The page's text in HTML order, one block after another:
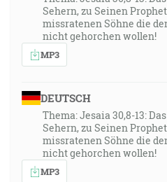
Sehern, zu Seinen
missratenen Söhne die
nicht gehorchen wollen!
MP3
DEUTSCH
Thema: Jesaia 30,8-13:
Sehern, zu Seinen
missratenen Söhne die
nicht gehorchen wollen!
MP3